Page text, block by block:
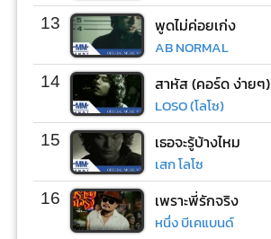
13 พูดไม่ค่อยเก่ง
AB NORMAL
14 สาหัส (คอร์ด ง่ายๆ)
LOSO (โลโซ)
15 เธอจะรู้บ้างไหม
เสก โลโซ
16 เพราะพี่รักจริง
หนึ่ง บีเคแบนด์